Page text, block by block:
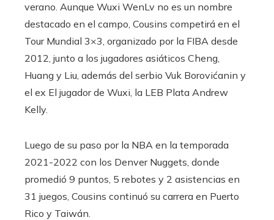
verano. Aunque Wuxi WenLv no es un nombre
destacado en el campo, Cousins ​​competirá en el
Tour Mundial 3×3, organizado por la FIBA ​​desde
2012, junto a los jugadores asiáticos Cheng,
Huang y Liu, además del serbio Vuk Borovićanin y
el ex El jugador de Wuxi, la LEB Plata Andrew
Kelly.
Luego de su paso por la NBA en la temporada
2021-2022 con los Denver Nuggets, donde
promedió 9 puntos, 5 rebotes y 2 asistencias en
31 juegos, Cousins ​​continuó su carrera en Puerto
Rico y Taiwán.